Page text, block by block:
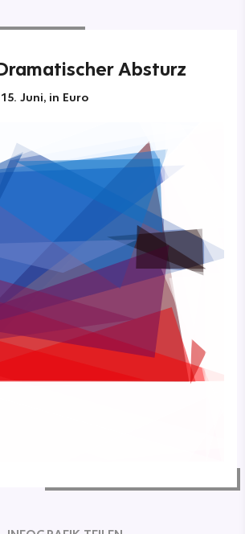
Absturz
Juni, in Euro